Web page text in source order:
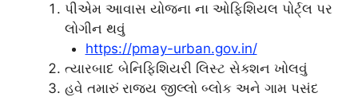
પીએમ આવાસ યોજના ના ઓફિશિયલ પોર્ટ્લ પર
લોગીન થવું
https://pmay-urban.gov.in/
ત્યારબાદ બેનિફિશિયરી લિસ્ટ સેક્શન ખોલવું
હવે તમારું રાજ્ય જીલ્લો બ્લોક અને ગામ પસંદ